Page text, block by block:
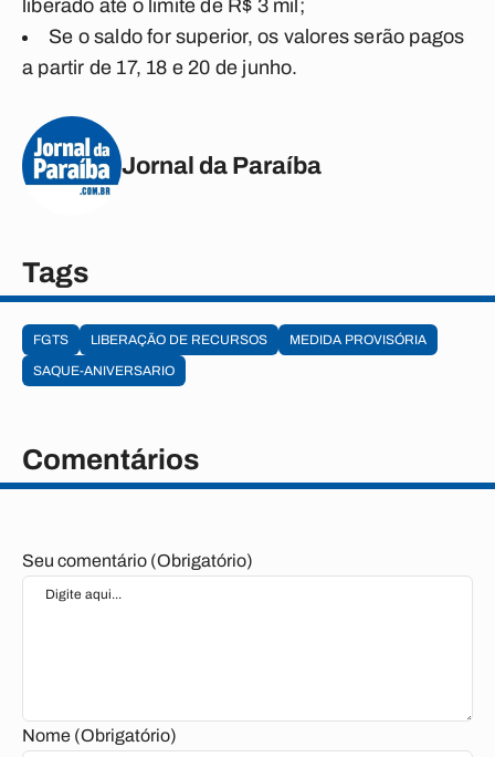
liberado até o limite de R$ 3 mil;
Se o saldo for superior, os valores serão pagos
a partir de 17, 18 e 20 de junho.
Jornal da Paraíba
Tags
FGTS LIBERAÇÃO DE RECURSOS
MEDIDA PROVISÓRIA
SAQUE-ANIVERSARIO
Comentários
Seu comentário (Obrigatório)
Nome (Obrigatório)